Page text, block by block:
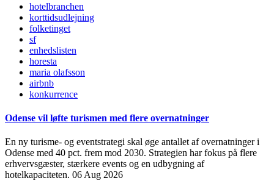
hotelbranchen
korttidsudlejning
folketinget
sf
enhedslisten
horesta
maria olafsson
airbnb
konkurrence
Odense vil løfte turismen med flere overnatninger
En ny turisme- og eventstrategi skal øge antallet af overnatninger i
Odense med 40 pct. frem mod 2030. Strategien har fokus på flere
erhvervsgæster, stærkere events og en udbygning af
hotelkapaciteten. 06 Aug 2026